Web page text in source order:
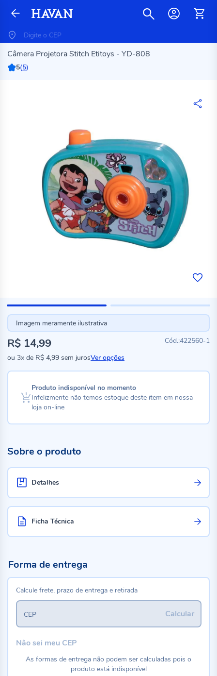
Câmera Projetora Stitch Etitoys - YD-808
5(5)
Imagem meramente ilustrativa
422560-1
R$ 14,99
ou 3x de R$ 4,99 sem jurosVer opções
Produto indisponível no momento
Infelizmente não temos estoque deste item em nossa
loja on-line
Sobre o produto
Detalhes
Ficha Técnica
Forma de entrega
Calcule frete, prazo de entrega e retirada
Calcular
CEP
Não sei meu CEP
As formas de entrega não podem ser calculadas pois o
produto está indisponível